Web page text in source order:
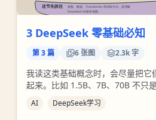
3 DeepSeek 零基础必知
第3篇 6张图 2.3k 字
我读这类基础概念时，会尽量把它
起来。比如 1.5B、7B、70B 不只
下载体积、内存占用、回答速度和
些，后面选模型时就不会只看名字。
AI DeepSeek学习